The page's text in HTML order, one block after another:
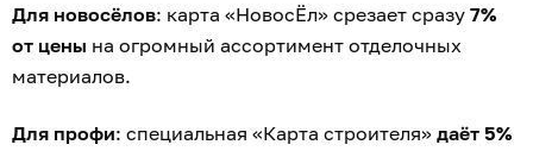
Для новосёлов: карта «НовосЁл» срезает сразу 7%
от цены на огромный ассортимент отделочных
материалов.
Для профи: специальная «Карта строителя» даёт 5%